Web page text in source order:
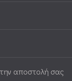
αποστολή σας